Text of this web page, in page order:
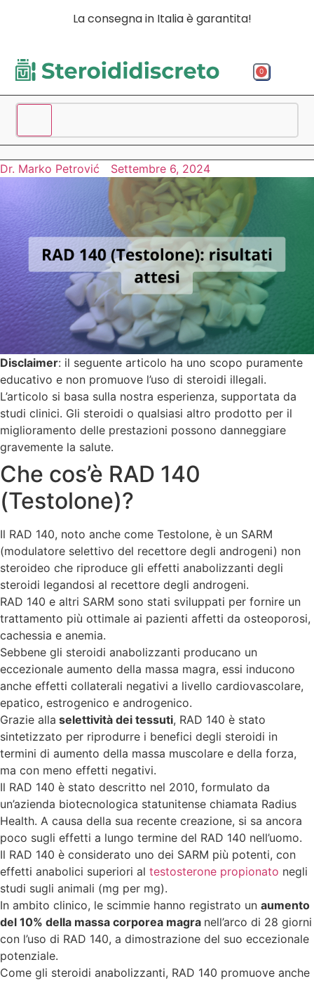
La consegna in Italia è garantita!
0
Dr. Marko Petrović Settembre 6, 2024
Disclaimer: il seguente articolo ha uno scopo puramente
educativo e non promuove l’uso di steroidi illegali.
L’articolo si basa sulla nostra esperienza, supportata da
studi clinici. Gli steroidi o qualsiasi altro prodotto per il
miglioramento delle prestazioni possono danneggiare
gravemente la salute.
Che cos’è RAD 140
(Testolone)?
Il RAD 140, noto anche come Testolone, è un SARM
(modulatore selettivo del recettore degli androgeni) non
steroideo che riproduce gli effetti anabolizzanti degli
steroidi legandosi al recettore degli androgeni.
RAD 140 e altri SARM sono stati sviluppati per fornire un
trattamento più ottimale ai pazienti affetti da osteoporosi,
cachessia e anemia.
Sebbene gli steroidi anabolizzanti producano un
eccezionale aumento della massa magra, essi inducono
anche effetti collaterali negativi a livello cardiovascolare,
epatico, estrogenico e androgenico.
Grazie alla selettività dei tessuti, RAD 140 è stato
sintetizzato per riprodurre i benefici degli steroidi in
termini di aumento della massa muscolare e della forza,
ma con meno effetti negativi.
Il RAD 140 è stato descritto nel 2010, formulato da
un’azienda biotecnologica statunitense chiamata Radius
Health. A causa della sua recente creazione, si sa ancora
poco sugli effetti a lungo termine del RAD 140 nell’uomo.
Il RAD 140 è considerato uno dei SARM più potenti, con
effetti anabolici superiori al testosterone propionato negli
studi sugli animali (mg per mg).
In ambito clinico, le scimmie hanno registrato un aumento
del 10% della massa corporea magra nell’arco di 28 giorni
con l’uso di RAD 140, a dimostrazione del suo eccezionale
potenziale.
Come gli steroidi anabolizzanti, RAD 140 promuove anche